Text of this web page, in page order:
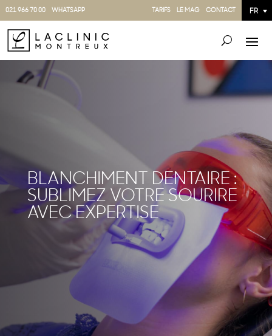
021 966 70 00 WHATSAPP TARIFS LE MAG CONTACT FR
BLANCHIMENT DENTAIRE :
SUBLIMEZ VOTRE SOURIRE
AVEC EXPERTISE